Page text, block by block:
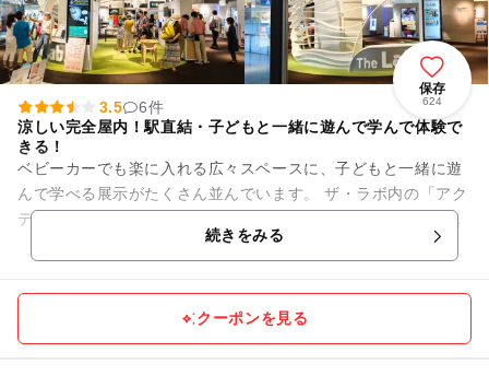
保存
624
3.5
6件
涼しい完全屋内！駅直結・子どもと一緒に遊んで学んで体験で
きる！
ベビーカーでも楽に入れる広々スペースに、子どもと一緒に遊
んで学べる展示がたくさん並んでいます。 ザ・ラボ内の「アク
ティブスタジオ」（２階）では、ワークショップなど様々なイ
ベントも行われています...続きをみる
クーポンを見る